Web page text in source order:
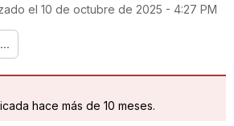
el 10 de octubre de 2025 - 4:27 PM
...
hace más de 10 meses.